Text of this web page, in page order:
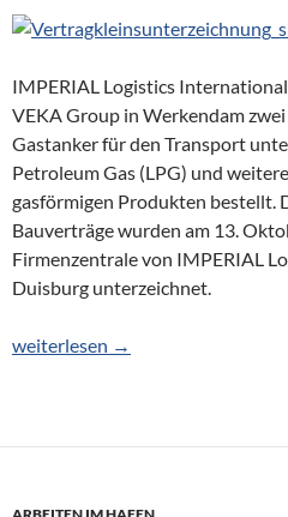
IMPERIAL Logistics
VEKA Group in Werkendam
Gastanker für den Transport
Petroleum Gas (LPG) und
gasförmigen Produkten bestellt.
Bauverträge wurden am 13.
Firmenzentrale von IMPERIAL
Duisburg unterzeichnet.
IMPERIAL ersetzt zwei Gastanker
weiterlesen →